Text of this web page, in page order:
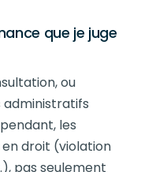
que je juge
ou
les
droit (violation
pas seulement